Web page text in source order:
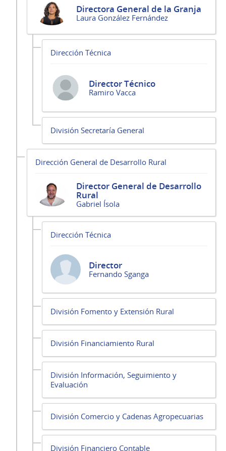
Directora General de la Granja
Laura González Fernández
Dirección Técnica
Director Técnico
Ramiro Vacca
División Secretaría General
Dirección General de Desarrollo Rural
Director General de Desarrollo
Rural
Gabriel Ísola
Dirección Técnica
Director
Fernando Sganga
División Fomento y Extensión Rural
División Financiamiento Rural
División Información, Seguimiento y
Evaluación
División Comercio y Cadenas Agropecuarias
División Financiero Contable